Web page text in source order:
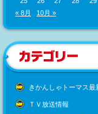
« 8月
10月 »
きかんしゃトーマス最
ＴＶ放送情報